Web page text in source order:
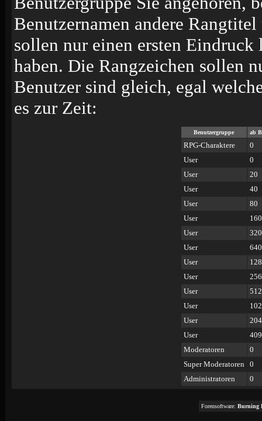
Benutzernamen andere
sollen nur einen ersten
haben. Die Rangzeichen sollen
Benutzer sind gleich, egal
es zur Zeit:
Benutzergruppe ab
RPG-Charaktere
0
User
0
User
20
User
40
User
80
User
160
User
320
User
640
User
User
User
User
User
User
Moderatoren
0
Super Moderatoren
0
Administratoren
0
Forensoftware: Burning